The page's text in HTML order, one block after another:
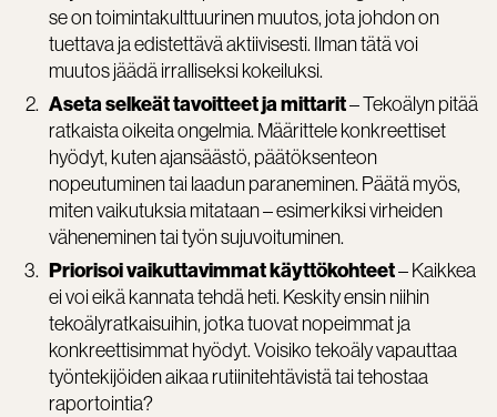
se on toimintakulttuurinen muutos, jota johdon on
tuettava ja edistettävä aktiivisesti. Ilman tätä voi
muutos jäädä irralliseksi kokeiluksi.
Aseta selkeät tavoitteet ja mittarit– Tekoälyn pitää
ratkaista oikeita ongelmia. Määrittele konkreettiset
hyödyt, kuten ajansäästö, päätöksenteon
nopeutuminen tai laadun paraneminen. Päätä myös,
miten vaikutuksia mitataan – esimerkiksi virheiden
väheneminen tai työn sujuvoituminen.
Priorisoi vaikuttavimmat käyttökohteet– Kaikkea
ei voi eikä kannata tehdä heti. Keskity ensin niihin
tekoälyratkaisuihin, jotka tuovat nopeimmat ja
konkreettisimmat hyödyt. Voisiko tekoäly vapauttaa
työntekijöiden aikaa rutiinitehtävistä tai tehostaa
raportointia?